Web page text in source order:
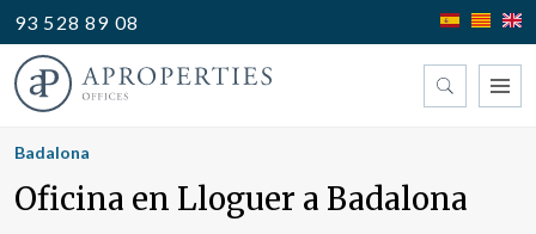
93 528 89 08
Trobi la seva oficina
Tipus
Badalona
Oficina en Lloguer a Badalona